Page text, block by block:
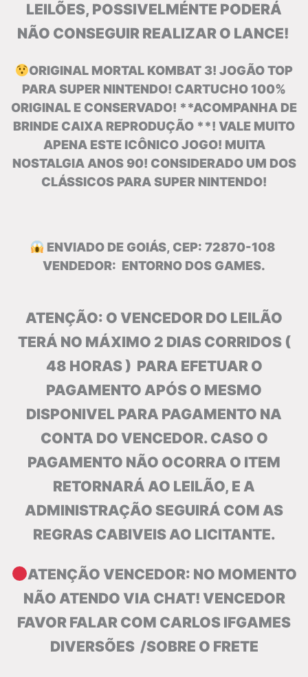
LEILÕES, POSSIVELMÉNTE PODERÁ
NÃO CONSEGUIR REALIZAR O LANCE!
ORIGINAL MORTAL KOMBAT 3! JOGÃO TOP
PARA SUPER NINTENDO! CARTUCHO 100%
ORIGINAL E CONSERVADO! **ACOMPANHA DE
BRINDE CAIXA REPRODUÇÃO **! VALE MUITO
APENA ESTE ICÔNICO JOGO! MUITA
NOSTALGIA ANOS 90! CONSIDERADO UM DOS
CLÁSSICOS PARA SUPER NINTENDO!
ENVIADO DE GOIÁS, CEP: 72870-108
VENDEDOR: ENTORNO DOS GAMES.
ATENÇÃO: O VENCEDOR DO LEILÃO
TERÁ NO MÁXIMO 2 DIAS CORRIDOS (
48 HORAS ) PARA EFETUAR O
PAGAMENTO APÓS O MESMO
DISPONIVEL PARA PAGAMENTO NA
CONTA DO VENCEDOR. CASO O
PAGAMENTO NÃO OCORRA O ITEM
RETORNARÁ AO LEILÃO, E A
ADMINISTRAÇÃO SEGUIRÁ COM AS
REGRAS CABIVEIS AO LICITANTE.
ATENÇÃO VENCEDOR: NO MOMENTO
NÃO ATENDO VIA CHAT! VENCEDOR
FAVOR FALAR COM CARLOS IFGAMES
DIVERSÕES /SOBRE O FRETE